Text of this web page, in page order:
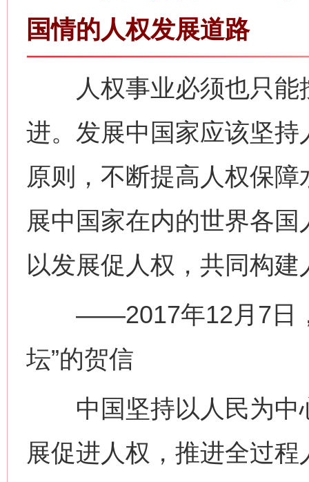
国情的人权发展道路
人权事业必须也只能
进。发展中国家应该坚
原则，不断提高人权保
展中国家在内的世界各
以发展促人权，共同构
——2017年12月7日，
坛”的贺信
中国坚持以人民为中
展促进人权，推进全过